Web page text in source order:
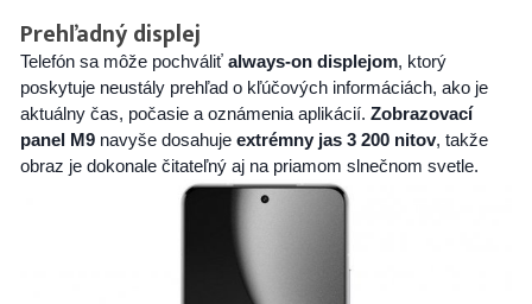
Prehľadný displej
Telefón sa môže pochváliť always-on displejom, ktorý
poskytuje neustály prehľad o kľúčových informáciách, ako je
aktuálny čas, počasie a oznámenia aplikácií. Zobrazovací
panel M9navyše dosahuje extrémny jas 3 200 nitov, takže
obraz je dokonale čitateľný aj na priamom slnečnom svetle.